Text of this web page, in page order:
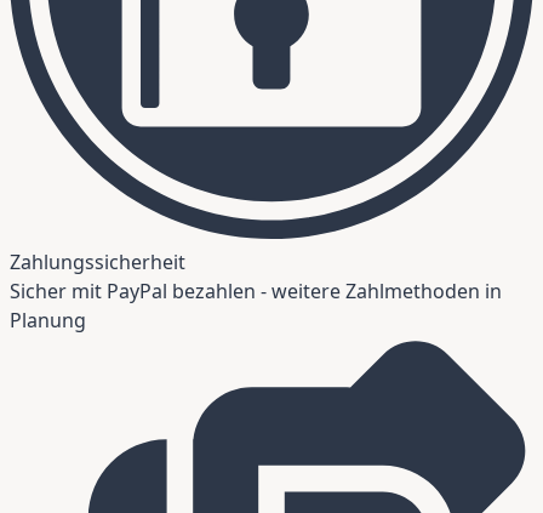
Zahlungssicherheit
Sicher mit PayPal bezahlen - weitere Zahlmethoden in
Planung